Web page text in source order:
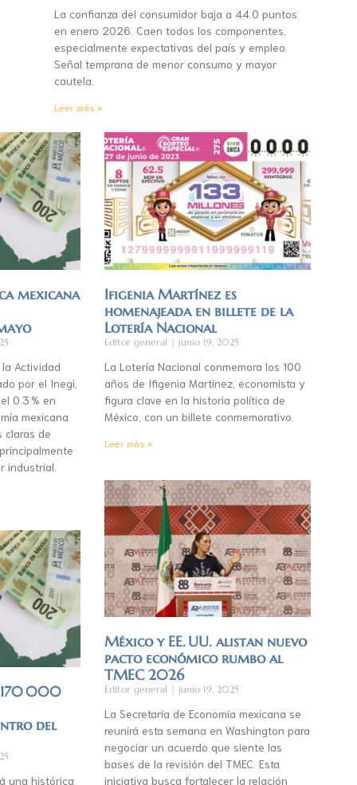
La confianza del consumidor baja a 44.0 puntos
en enero 2026. Caen todos los componentes,
especialmente expectativas del país y empleo.
Señal temprana de menor consumo y mayor
cautela.
Leer más »
mexicana
Actividad
por el Inegi,
0.3 % en
mexicana
claras de
industrial.
Ifigenia Martínez es
homenajeada en billete de la
Lotería Nacional
Editor general junio 19, 2025
La Lotería Nacional conmemora los 100
años de Ifigenia Martínez, economista y
figura clave en la historia política de
México, con un billete conmemorativo.
Leer más »
000
del
una histórica
México y EE. UU. alistan nuevo
pacto económico rumbo al
TMEC 2026
Editor general junio 19, 2025
La Secretaría de Economía mexicana se
reunirá esta semana en Washington para
negociar un acuerdo que siente las
bases de la revisión del TMEC. Esta
iniciativa busca fortalecer la relación